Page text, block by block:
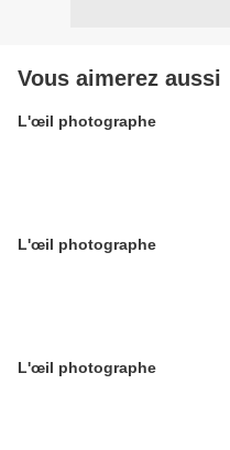
Vous aimerez aussi
L'œil photographe
L'œil photographe
L'œil photographe